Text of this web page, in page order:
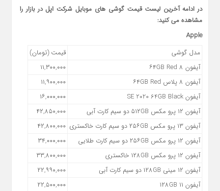
در ادامه آخرین لیست قیمت گوشی های موبایل شرکت اپل در بازار را
مشاهده می کنید:
Apple
مدل گوشی
قیمت (تومان)
آیفون ۸ ۶۴GB Red
۱۱,۳۰۰,۰۰۰
آیفون ۸ پلاس ۶۴GB Red
۱۱,۹۰۰,۰۰۰
آیفون SE 2020 64GB Black
۱۶,۰۰۰,۰۰۰
آیفون ۱۲ پرو مکس ۵۱۲GB دو سیم کارت آبی
۴۲,۸۵۰,۰۰۰
آیفون ۱۳ پرو مکس ۲۵۶GB دو سیم کارت خاکستری
۴۲,۸۰۰,۰۰۰
آیفون ۱۲ پرو مکس ۲۵۶GB دو سیم کارت طلایی
۳۴,۰۰۰,۰۰۰
آیفون ۱۲ پرو مکس ۱۲۸GB خاکستری
۳۳,۸۰۰,۰۰۰
آیفون ۱۲ مینی ۱۲۸GB دو سیم کارت آبی
۲۲,۹۹۰,۰۰۰
آیفون ۱۱ ۱۲۸GB
۲۲,۵۰۰,۰۰۰